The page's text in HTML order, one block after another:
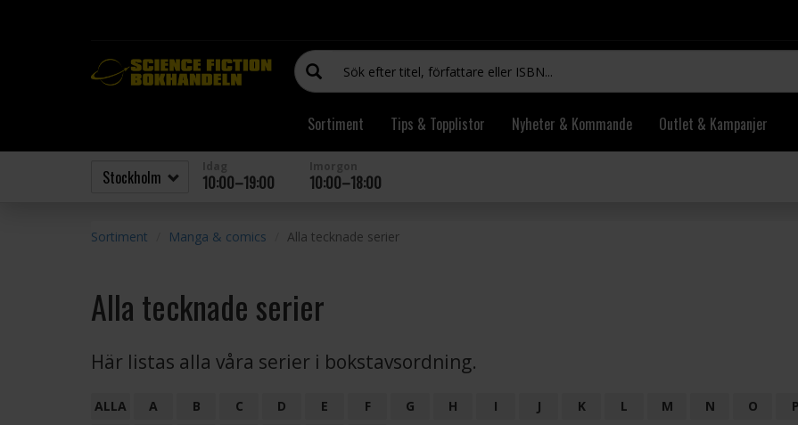
Sortiment Tips & Topplistor Nyheter & Kommande Outlet & Kampanjer
10:00–19:00 10:00–18:00
Sortiment Manga & comics Alla tecknade serier
Alla tecknade serier
Här listas alla våra serier i bokstavsordning.
ALLA A B C D E F G H I J K L M N O P